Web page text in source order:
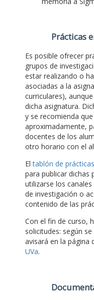
Prácticas
Es posible ofrecer
grupos de
estar realizando o
asociadas a la
curriculares),
dicha asignatura.
y se recomienda
aproximadamente,
docentes de los
otro horario con el
Eltablón de
para publicar dichas
utilizarse los
de investigación o
contenido de las
Con el fin de curso,
solicitudes: según
avisará en la página
UVa.